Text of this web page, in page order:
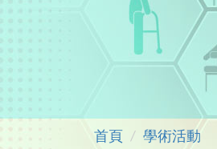
首頁 學術活動